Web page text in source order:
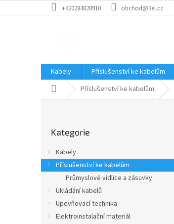
na
+420284828910 obchod@3el.cz
Kabely Příslušenství ke kabelům
Domů Příslušenství ke kabelům
a
n
kategorie
Kategorie
Kabely
Příslušenství ke kabelům
Průmyslové vidlice a zásuvky
Ukládání kabelů
Upevňovací technika
Elektroinstalační materiál